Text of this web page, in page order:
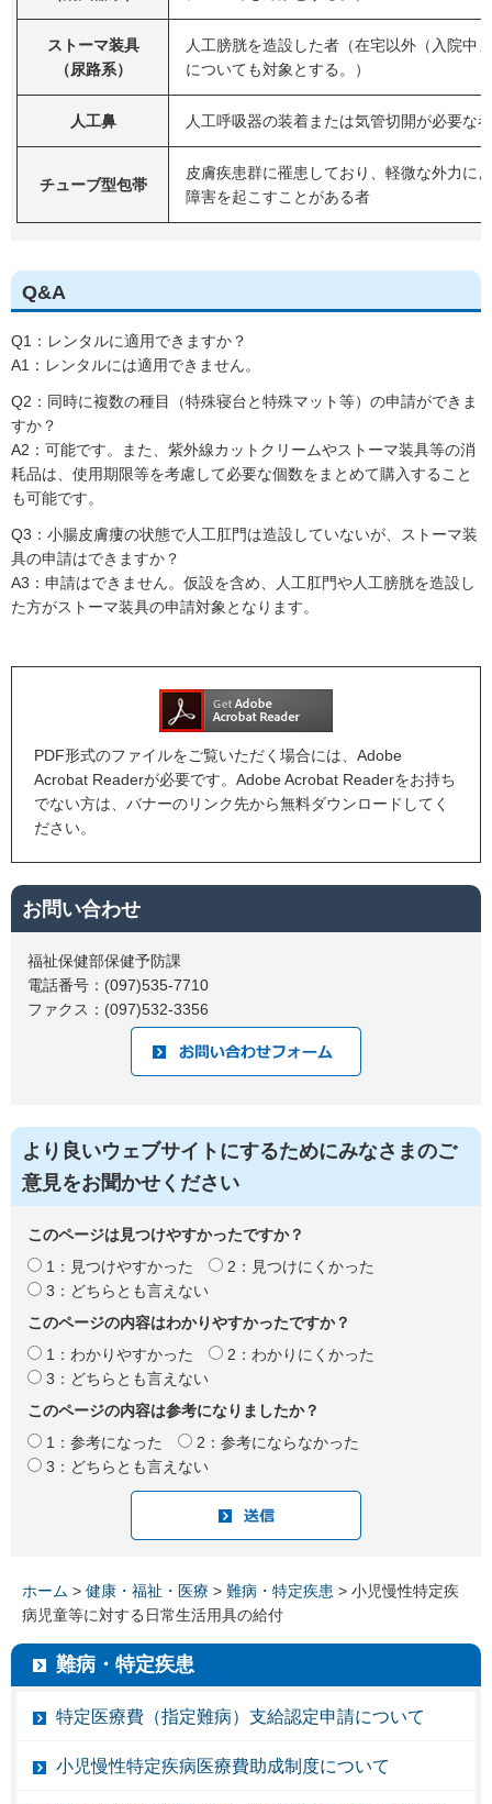
ストーマ装具
（尿路系）
人工膀胱を造設した者（在宅以外（入院中
についても対象とする。）
人工鼻 人工呼吸器の装着または気管切開が必要な者
チューブ型包帯
皮膚疾患群に罹患しており、軽微な外力に
障害を起こすことがある者
Q&A
Q1：レンタルに適用できますか？
A1：レンタルには適用できません。
Q2：同時に複数の種目（特殊寝台と特殊マット等）の申請ができま
すか？
A2：可能です。また、紫外線カットクリームやストーマ装具等の消
耗品は、使用期限等を考慮して必要な個数をまとめて購入すること
も可能です。
Q3：小腸皮膚瘻の状態で人工肛門は造設していないが、ストーマ装
具の申請はできますか？
A3：申請はできません。仮設を含め、人工肛門や人工膀胱を造設し
た方がストーマ装具の申請対象となります。
PDF形式のファイルをご覧いただく場合には、Adobe
Acrobat Readerが必要です。Adobe Acrobat Readerをお持ち
でない方は、バナーのリンク先から無料ダウンロードしてく
ださい。
お問い合わせ
福祉保健部保健予防課
電話番号：(097)535-7710
ファクス：(097)532-3356
より良いウェブサイトにするためにみなさまのご
意見をお聞かせください
このページは見つけやすかったですか？
1：見つけやすかった
2：見つけにくかった
3：どちらとも言えない
このページの内容はわかりやすかったですか？
1：わかりやすかった
2：わかりにくかった
3：どちらとも言えない
このページの内容は参考になりましたか？
1：参考になった
2：参考にならなかった
3：どちらとも言えない
ホーム > 健康・福祉・医療 > 難病・特定疾患 > 小児慢性特定疾
病児童等に対する日常生活用具の給付
難病・特定疾患
特定医療費（指定難病）支給認定申請について
小児慢性特定疾病医療費助成制度について